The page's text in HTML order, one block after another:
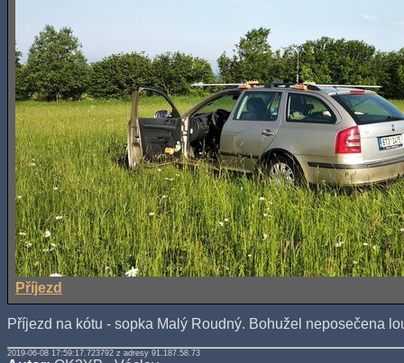
Příjezd
Příjezd na kótu - sopka Malý Roudný. Bohužel neposečena
2019-06-08 17:59:17.723792 z adresy 91.187.58.73